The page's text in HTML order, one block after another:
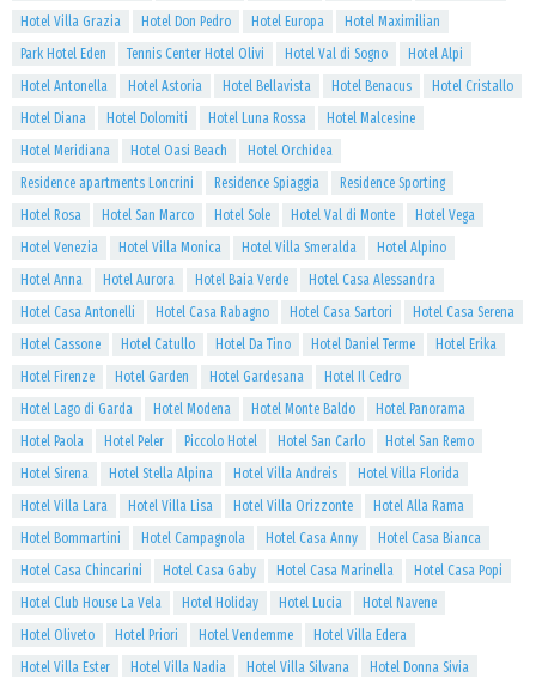
Hotel Villa Grazia
Hotel Don Pedro Hotel Europa
Hotel Maximilian
Park Hotel Eden
Tennis Center Hotel Olivi Hotel Val di Sogno
Hotel Alpi
Hotel Antonella
Hotel Astoria Hotel Bellavista Hotel Benacus
Hotel Cristallo
Hotel Diana
Hotel Dolomiti Hotel Luna Rossa
Hotel Malcesine
Hotel Meridiana
Hotel Oasi Beach
Hotel Orchidea
Residence apartments Loncrini
Residence Spiaggia
Residence Sporting
Hotel Rosa
Hotel San Marco Hotel Sole Hotel Val di Monte
Hotel Vega
Hotel Venezia
Hotel Villa Monica Hotel Villa Smeralda
Hotel Alpino
Hotel Anna
Hotel Aurora Hotel Baia Verde
Hotel Casa Alessandra
Hotel Casa Antonelli
Hotel Casa Rabagno Hotel Casa Sartori
Hotel Casa Serena
Hotel Cassone
Hotel Catullo Hotel Da Tino Hotel Daniel Terme
Hotel Erika
Hotel Firenze
Hotel Garden Hotel Gardesana
Hotel Il Cedro
Hotel Lago di Garda
Hotel Modena Hotel Monte Baldo
Hotel Panorama
Hotel Paola
Hotel Peler Piccolo Hotel Hotel San Carlo
Hotel San Remo
Hotel Sirena
Hotel Stella Alpina Hotel Villa Andreis
Hotel Villa Florida
Hotel Villa Lara
Hotel Villa Lisa Hotel Villa Orizzonte
Hotel Alla Rama
Hotel Bommartini
Hotel Campagnola Hotel Casa Anny
Hotel Casa Bianca
Hotel Casa Chincarini
Hotel Casa Gaby Hotel Casa Marinella
Hotel Casa Popi
Hotel Club House La Vela
Hotel Holiday Hotel Lucia
Hotel Navene
Hotel Oliveto
Hotel Priori Hotel Vendemme
Hotel Villa Edera
Hotel Villa Ester
Hotel Villa Nadia Hotel Villa Silvana
Hotel Donna Sivia